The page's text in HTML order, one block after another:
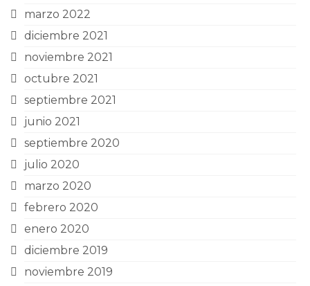
marzo 2022
diciembre 2021
noviembre 2021
octubre 2021
septiembre 2021
junio 2021
septiembre 2020
julio 2020
marzo 2020
febrero 2020
enero 2020
diciembre 2019
noviembre 2019